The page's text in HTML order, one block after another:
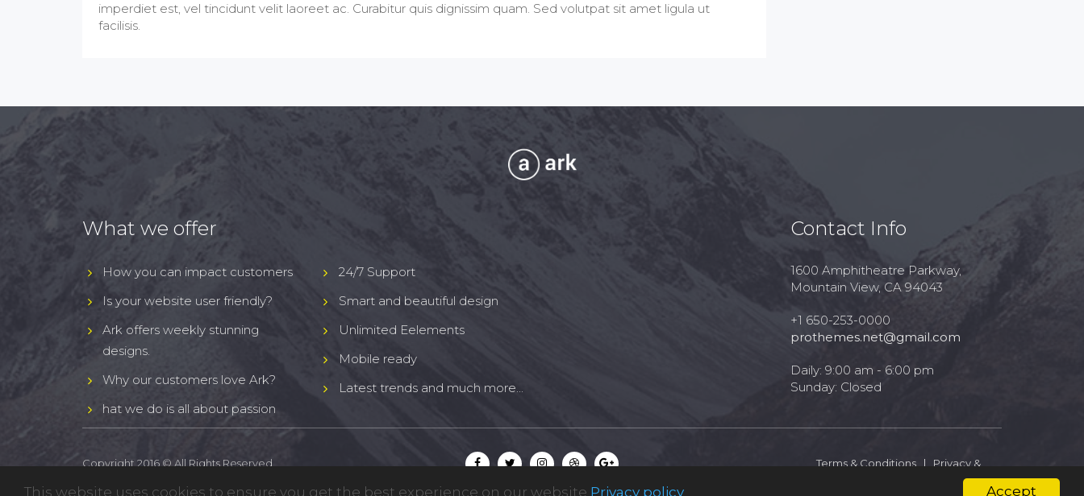
Accept
This website uses cookies to ensure you get the best experience on our website Privacy policy
imperdiet est, vel tincidunt velit laoreet ac. Curabitur quis dignissim quam. Sed volutpat sit amet ligula ut
facilisis.
What we offer
How you can impact customers
Is your website user friendly?
Ark offers weekly stunning
designs.
Why our customers love Ark?
hat we do is all about passion
24/7 Support
Smart and beautiful design
Unlimited Eelements
Mobile ready
Latest trends and much more...
Contact Info
1600 Amphitheatre Parkway,
Mountain View, CA 94043
+1 650-253-0000
prothemes.net@gmail.com
Daily: 9:00 am - 6:00 pm
Sunday: Closed
Copyright 2016 © All Rights Reserved Terms & Conditions| Privacy &